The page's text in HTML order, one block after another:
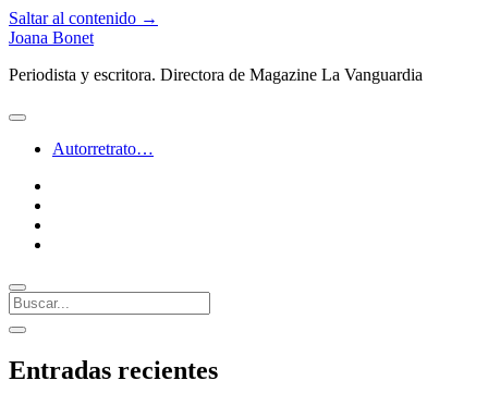
Saltar al contenido →
Joana Bonet
Periodista y escritora. Directora de Magazine La Vanguardia
abrir
Autorretrato…
Buscar
Barra
lateral
abrir
lateral
Entradas recientes